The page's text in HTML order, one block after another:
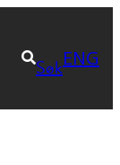
SøkENG